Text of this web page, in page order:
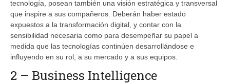
tecnología, posean también una visión estratégica y transversal
que inspire a sus compañeros. Deberán haber estado
expuestos a la transformación digital, y contar con la
sensibilidad necesaria como para desempeñar su papel a
medida que las tecnologías continúen desarrollándose e
influyendo en su rol, a su mercado y a sus equipos.
2 – Business Intelligence